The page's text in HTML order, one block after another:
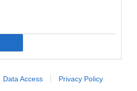
Data Access Privacy Policy